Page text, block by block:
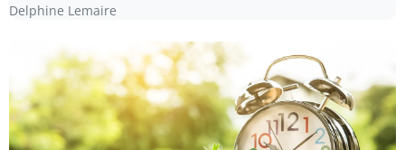
Delphine Lemaire